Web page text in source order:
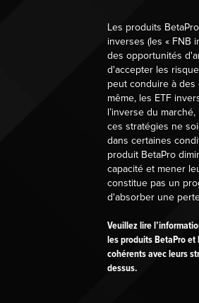
personne d’une manière qui lui
à l’intégration et à l’égalité des
de s’investir pleinement. Nos
Chaque membre du
et responsabilités afin de promouvoir
dispose d’un plan et d’une politique
plan d’accessibilité de Global X Canada
politique d’accessibilité de Global X
Les produits
inverses (les « FNB
des opportunités
d'accepter les
peut conduire à des
même, les ETF
l’inverse du
ces stratégies ne
dans certaines
produit BetaPro
capacité et mener
constitue pas un
d'absorber une
Veuillez lire
les produits BetaPro
cohérents avec leurs
dessus.